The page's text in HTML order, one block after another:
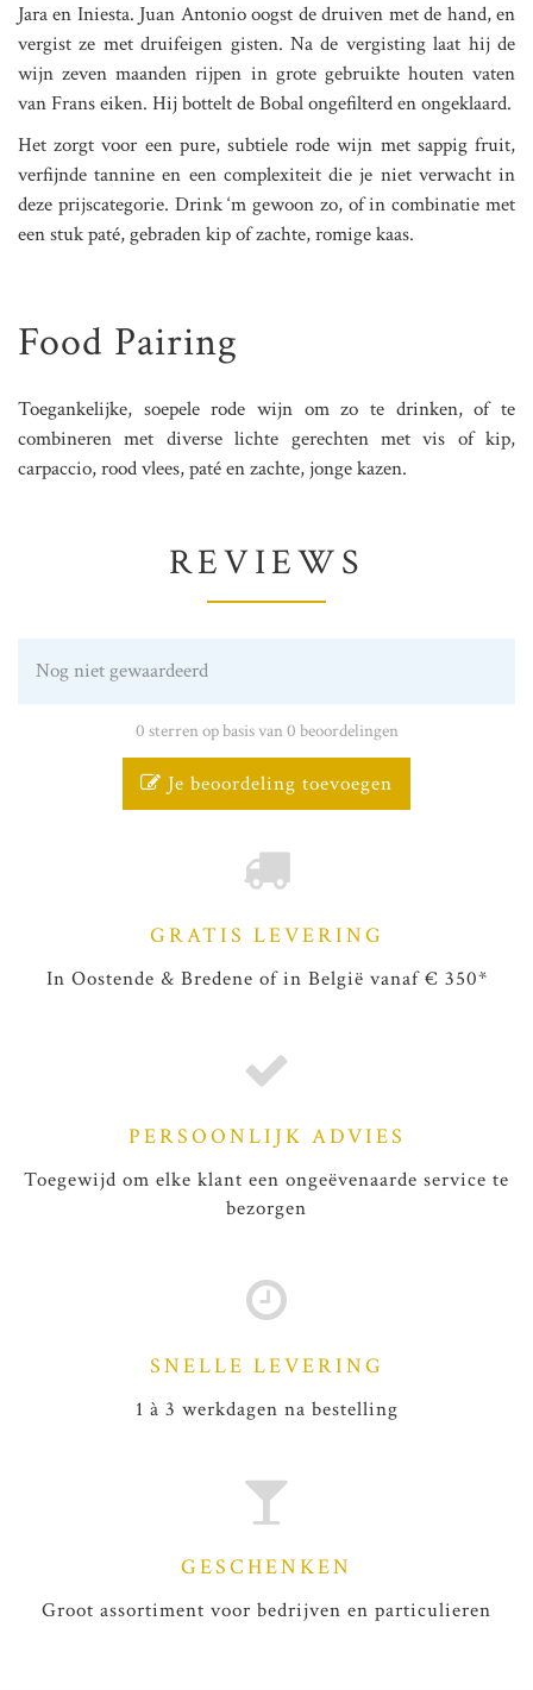
Jara en Iniesta. Juan Antonio oogst de druiven met de hand, en
vergist ze met druifeigen gisten. Na de vergisting laat hij de
wijn zeven maanden rijpen in grote gebruikte houten vaten
van Frans eiken. Hij bottelt de Bobal ongefilterd en ongeklaard.
Het zorgt voor een pure, subtiele rode wijn met sappig fruit,
verfijnde tannine en een complexiteit die je niet verwacht in
deze prijscategorie. Drink ‘m gewoon zo, of in combinatie met
een stuk paté, gebraden kip of zachte, romige kaas.
Food Pairing
Toegankelijke, soepele rode wijn om zo te drinken, of te
combineren met diverse lichte gerechten met vis of kip,
carpaccio, rood vlees, paté en zachte, jonge kazen.
REVIEWS
Nog niet gewaardeerd
0 sterren op basis van 0 beoordelingen
Je beoordeling toevoegen
GRATIS LEVERING
In Oostende & Bredene of in België vanaf € 350*
PERSOONLIJK ADVIES
Toegewijd om elke klant een ongeëvenaarde service te
bezorgen
SNELLE LEVERING
1 à 3 werkdagen na bestelling
GESCHENKEN
Groot assortiment voor bedrijven en particulieren